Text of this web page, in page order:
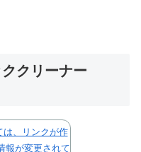
クリーナー